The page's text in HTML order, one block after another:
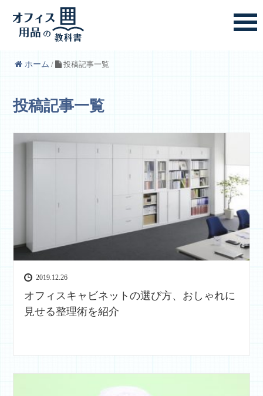
ホーム / 投稿記事一覧
投稿記事一覧
2019.12.26
オフィスキャビネットの選び方、おしゃれに
見せる整理術を紹介